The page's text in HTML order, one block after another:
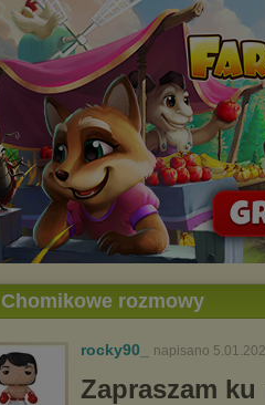
Chomikowe rozmowy
rocky90_ napisano
Zapraszam ku